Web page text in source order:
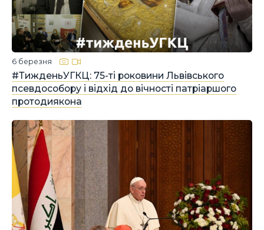
#ТижденьУГКЦ: 75-ті роковини Львівського
псевдособору і відхід до вічності патріаршого
протодиякона
6 березня